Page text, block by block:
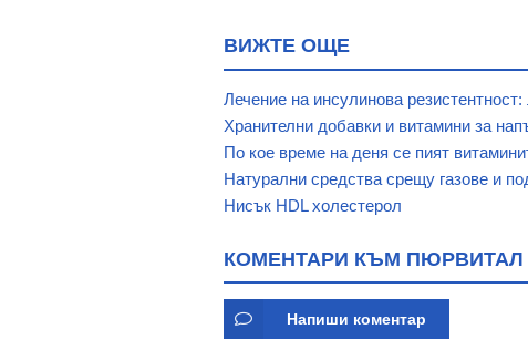
ВИЖТЕ ОЩЕ
Лечение на инсулинова
Хранителни добавки и витамини за
По кое време на деня се пият
Натурални средства срещу газове и
Нисък HDL холестерол
КОМЕНТАРИ КЪМ ПЮРВИТАЛ
Напиши коментар